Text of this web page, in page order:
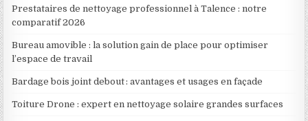
Prestataires de nettoyage professionnel à Talence : notre
comparatif 2026
Bureau amovible : la solution gain de place pour optimiser
l’espace de travail
Bardage bois joint debout : avantages et usages en façade
Toiture Drone : expert en nettoyage solaire grandes surfaces